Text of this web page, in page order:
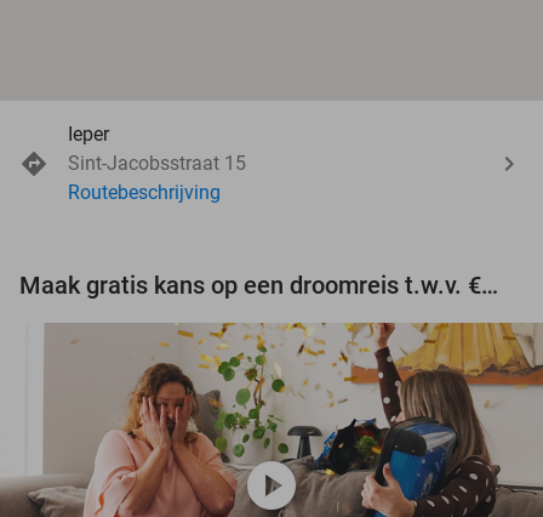
Ieper
Sint-Jacobsstraat 15
Routebeschrijving
Maak gratis kans op een droomreis t.w.v. €3.000!
play_circle